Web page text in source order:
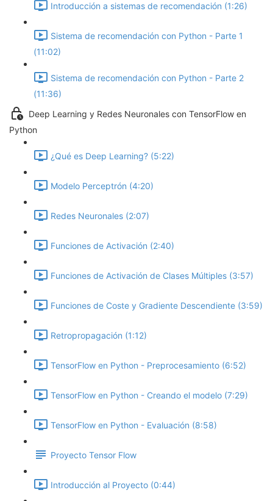
Introducción a sistemas de recomendación (1:26)
Sistema de recomendación con Python - Parte 1
(11:02)
Sistema de recomendación con Python - Parte 2
(11:36)
Deep Learning y Redes Neuronales con TensorFlow en
Python
¿Qué es Deep Learning? (5:22)
Modelo Perceptrón (4:20)
Redes Neuronales (2:07)
Funciones de Activación (2:40)
Funciones de Activación de Clases Múltiples (3:57)
Funciones de Coste y Gradiente Descendiente (3:59)
Retropropagación (1:12)
TensorFlow en Python - Preprocesamiento (6:52)
TensorFlow en Python - Creando el modelo (7:29)
TensorFlow en Python - Evaluación (8:58)
Proyecto Tensor Flow
Introducción al Proyecto (0:44)